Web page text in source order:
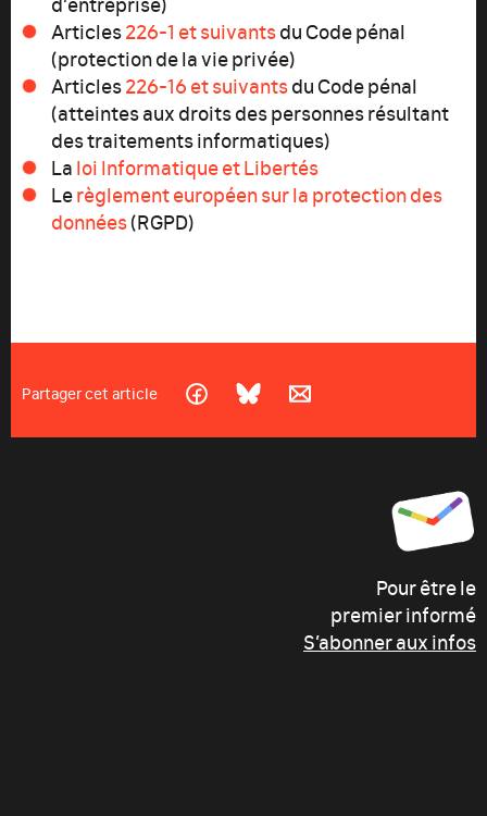
Articles226-1 et suivantsdu Code pénal
(protection de la vie privée)
Articles226-16 et suivantsdu Code pénal
(atteintes aux droits des personnes résultant
des traitements informatiques)
Laloi Informatique et Libertés
Lerèglement européen sur la protection des
données(RGPD)
Partager cet article
Pour être le
premier informé
S’abonner aux infos